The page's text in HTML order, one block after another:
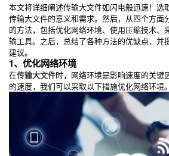
本文将详细阐述传输大文件如闪电般迅速！选
传输大文件的意义和需求。然后，从四个方面
的方法，包括优化网络环境、使用压缩技术、
输工具。之后，总结了各种方法的优缺点，并
建议。
1、优化网络环境
在传输大文件时，网络环境是影响速度的关键
的速度，我们可以采取以下措施优化网络环境。